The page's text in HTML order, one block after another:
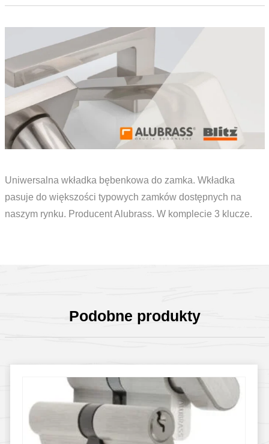
Uniwersalna wkładka bębenkowa do zamka. Wkładka
pasuje do większości typowych zamków dostępnych na
naszym rynku. Producent Alubrass. W komplecie 3 klucze.
Podobne produkty